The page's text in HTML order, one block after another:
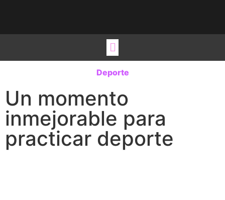
Deporte
Un momento
inmejorable para
practicar deporte